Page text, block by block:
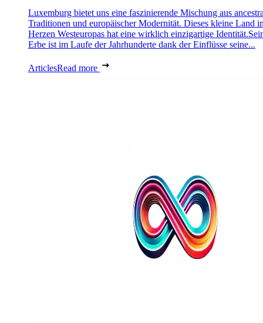
Luxemburg bietet uns eine faszinierende Mischung aus
Traditionen und europäischer Modernität. Dieses kleine Land
Herzen Westeuropas hat eine wirklich einzigartige
Erbe ist im Laufe der Jahrhunderte dank der Einflüsse seine...
ArticlesRead more